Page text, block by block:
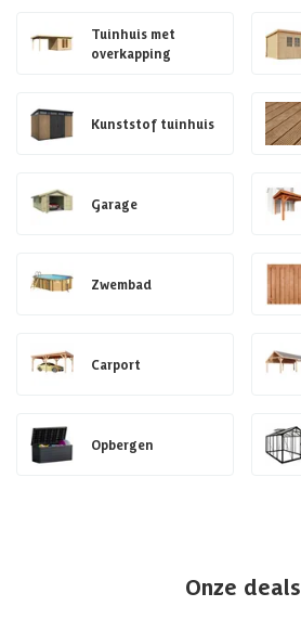
Tuinhuis met
overkapping
Kunststof tuinhuis
Garage
Zwembad
Carport
Opbergen
Onze deals